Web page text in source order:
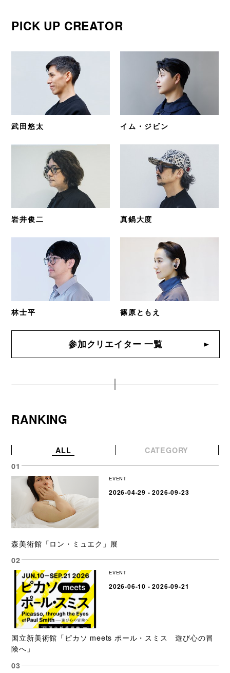
PICK UP CREATOR
武田悠太 イム・ジビン
岩井俊二 真鍋大度
林士平 篠原ともえ
参加クリエイター 一覧
RANKING
ALL CATEGORY
EVENT
2026-04-29 - 2026-09-23
森美術館「ロン・ミュエク」展
EVENT
2026-06-10 - 2026-09-21
国立新美術館「ピカソ meets ポール・スミス 遊び心の冒
険へ」